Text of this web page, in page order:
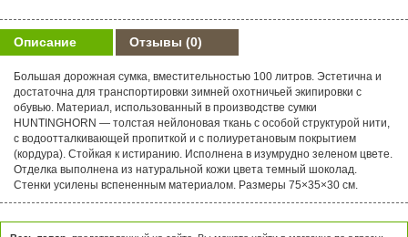
Описание Отзывы (0)
Большая дорожная сумка, вместительностью 100 литров. Эстетична и
достаточна для транспортировки зимней охотничьей экипировки с
обувью. Материал, использованный в производстве сумки
HUNTINGHORN — толстая нейлоновая ткань с особой структурой нити,
с водоотталкивающей пропиткой и с полиуретановым покрытием
(кордура). Стойкая к истиранию. Исполнена в изумрудно зеленом цвете.
Отделка выполнена из натуральной кожи цвета темный шоколад.
Стенки усилены вспененным материалом. Размеры 75×35×30 см.